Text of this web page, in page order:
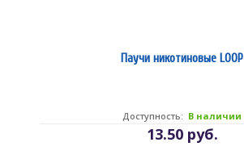
Паучи никотиновые LOOP
13.50 руб.
Доступность: В наличии